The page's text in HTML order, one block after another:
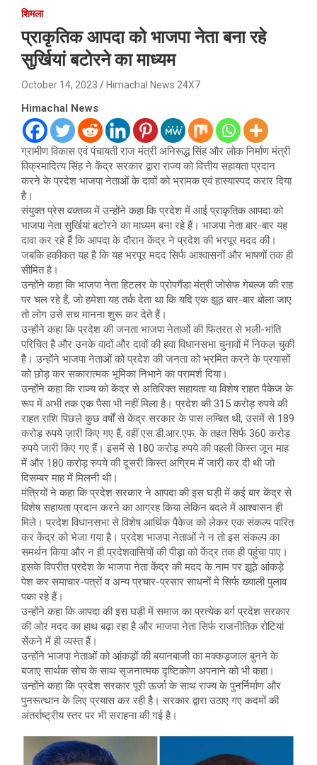
शिमला
प्राकृतिक आपदा को भाजपा नेता बना रहे
सुर्खियां बटोरने का माध्यम
October 14, 2023 Himachal News 24X7
Himachal News
ग्रामीण विकास एवं पंचायती राज मंत्री अनिरूद्ध सिंह और लोक निर्माण मंत्री
विक्रमादित्य सिंह ने केंद्र सरकार द्वारा राज्य को वित्तीय सहायता प्रदान
करने के प्रदेश भाजपा नेताओं के दावों को भ्रामक एवं हास्यास्पद करार दिया
है।
संयुक्त प्रेस वक्तव्य में उन्होंने कहा कि प्रदेश में आई प्राकृतिक आपदा को
भाजपा नेता सुर्खियां बटोरने का माध्यम बना रहे हैं। भाजपा नेता बार-बार यह
दावा कर रहे हैं कि आपदा के दौरान केंद्र ने प्रदेश की भरपूर मदद की।
जबकि हकीकत यह है कि यह भरपूर मदद सिर्फ आश्वासनों और भाषणों तक ही
सीमित है।
उन्होंने कहा कि भाजपा नेता हिटलर के प्रोपगैंडा मंत्री जोसेफ गेबल्ज की राह
पर चल रहे हैं, जो हमेशा यह तर्क देता था कि यदि एक झूठ बार-बार बोला जाए
तो लोग उसे सच मानना शुरू कर देते हैं।
उन्होंने कहा कि प्रदेश की जनता भाजपा नेताओं की फितरत से भली-भांति
परिचित है और उनके वादों और दावों की हवा विधानसभा चुनावों में निकल चुकी
हैै। उन्होंने भाजपा नेताओं को प्रदेश की जनता को भ्रमित करने के प्रयासों
को छोड़ कर सकारात्मक भूमिका निभाने का परामर्श दिया।
उन्होंने कहा कि राज्य को केंद्र से अतिरिक्त सहायता या विशेष राहत पैकेज के
रूप में अभी तक एक पैसा भी नहीं मिला है। प्रदेश की 315 करोड़ रुपये की
राहत राशि पिछले कुछ वर्षों से केंद्र सरकार के पास लम्बित थी, उसमें से 189
करोड़ रुपये ज़ारी किए गए हैं, वहीं एस.डी.आर.एफ. के तहत सिर्फ 360 करोड़
रुपये जारी किए गए हैं। इसमें से 180 करोड़ रुपये की पहली किस्त जून माह
में और 180 करोड़ रुपये की दूसरी किस्त अग्रिम में जारी कर दी थी जो
दिसम्बर माह में मिलनी थी।
मंत्रियों ने कहा कि प्रदेश सरकार ने आपदा की इस घड़ी में कई बार केंद्र से
विशेष सहायता प्रदान करने का आग्रह किया लेकिन बदले में आश्वासन ही
मिले। प्रदेश विधानसभा से विशेष आर्थिक पैकेज को लेकर एक संकल्प पारित
कर केंद्र को भेजा गया है। प्रदेश भाजपा नेताओं ने न तो इस संकल्प का
समर्थन किया और न ही प्रदेशवासियों की पीड़ा को केंद्र तक ही पहुंचा पाए।
इसके विपरीत प्रदेश के भाजपा नेता केंद्र की मदद के नाम पर झूठे आंकड़े
पेश कर समाचार-पत्रों व अन्य प्रचार-प्रसार साधनों मे सिर्फ ख्याली पुलाव
पका रहे हैं।
उन्होंने कहा कि आपदा की इस घड़ी में समाज का प्रत्येक वर्ग प्रदेश सरकार
की ओर मदद का हाथ बढ़ा रहा है और भाजपा नेता सिर्फ राजनीतिक रोटियां
सेंकने में ही व्यस्त हैं।
उन्होंने भाजपा नेताओं को आंकड़ों की बयानबाजी का मक्कड़जाल बुनने के
बजाए सार्थक सोच के साथ सृजनात्मक दृष्टिकोण अपनाने को भी कहा।
उन्होंने कहा कि प्रदेश सरकार पूरी ऊर्जा के साथ राज्य के पुनर्निर्माण और
पुनरूत्थान के लिए प्रयास कर रही हैै। सरकार द्वारा उठाए गए कदमों की
अंतर्राष्ट्रीय स्तर पर भी सराहना की गई है।